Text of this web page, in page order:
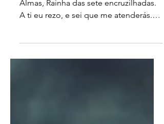
Salve Pomba Gira, Maria Padilha das
Almas, Rainha das sete encruzilhadas.
Fulano virá agora mesmo...